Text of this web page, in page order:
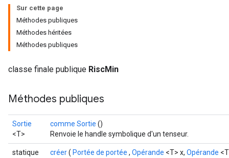
Sur cette page
Méthodes publiques
Méthodes héritées
Méthodes publiques
classe finale publique RiscMin
Méthodes publiques
Sortie
<T>
comme Sortie ()
Renvoie le handle symbolique d'un tenseur.
statique
créer( Portée de portée , Opérande <T> x, Opérande